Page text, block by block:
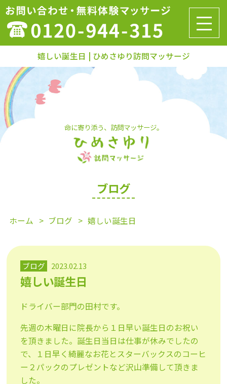
嬉しい誕生日 | ひめさゆり訪問マッサージ
命に寄り添う、訪問マッサージ。
ブログ
ホーム ブログ 嬉しい誕生日
ブログ 2023.02.13
嬉しい誕生日
ドライバー部門の田村です。
先週の木曜日に院長から１日早い誕生日のお祝い
を頂きました。誕生日当日は仕事が休みでしたの
で、１日早く綺麗なお花とスターバックスのコーヒ
ー２パックのプレゼントなど沢山準備して頂きま
した。